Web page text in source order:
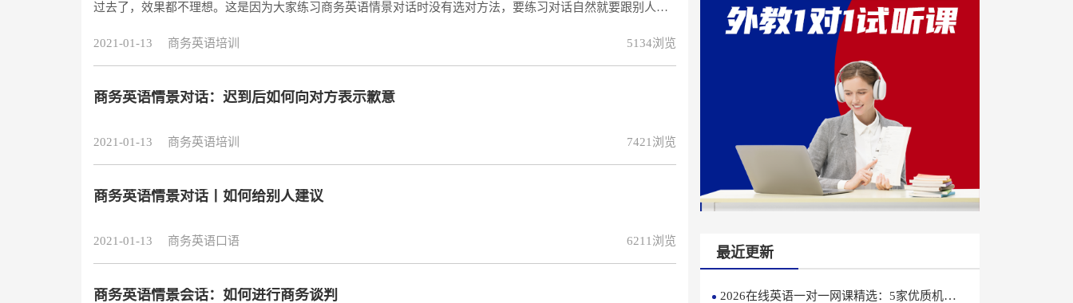
过去了，效果都不理想。这是因为大家练习商务英语情景对话时没有选对方法，要练习对话自然就要跟别人一
报个外教一对一的商务英语培训课程，跟外教一对一地学习来得有效。商务英语情景对话怎么练？——对课程
的了解和自我英语水平的分析。对于商务英语你了解多少?自
2021-01-13 商务英语培训 5134浏览
商务英语情景对话：迟到后如何向对方表示歉意
2021-01-13 商务英语培训 7421浏览
商务英语情景对话丨如何给别人建议
2021-01-13 商务英语口语 6211浏览
商务英语情景会话：如何进行商务谈判
最近更新
2026在线英语一对一网课精选：5家优质机构深度评测